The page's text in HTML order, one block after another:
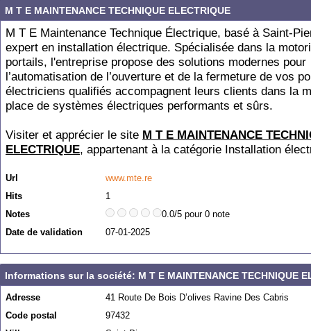
M T E MAINTENANCE TECHNIQUE ELECTRIQUE
M T E Maintenance Technique Électrique, basé à Saint-
expert en installation électrique. Spécialisée dans la
portails, l'entreprise propose des solutions modernes pour
l’automatisation de l’ouverture et de la fermeture de vos
électriciens qualifiés accompagnent leurs clients dans la
place de systèmes électriques performants et sûrs.
Visiter et apprécier le site M T E MAINTENANCE
ELECTRIQUE, appartenant à la catégorie Installation
Url
www.mte.re
Hits
1
Notes
0.0/5 pour 0 note
Date de validation
07-01-2025
Informations sur la société: M T E MAINTENANCE TECHNIQUE
Adresse
41 Route De Bois D’olives Ravine Des Cabris
Code postal
97432